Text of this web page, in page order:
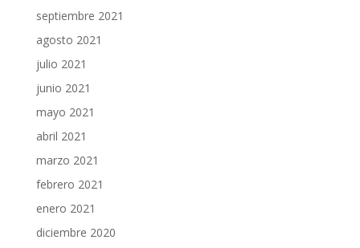
septiembre 2021
agosto 2021
julio 2021
junio 2021
mayo 2021
abril 2021
marzo 2021
febrero 2021
enero 2021
diciembre 2020